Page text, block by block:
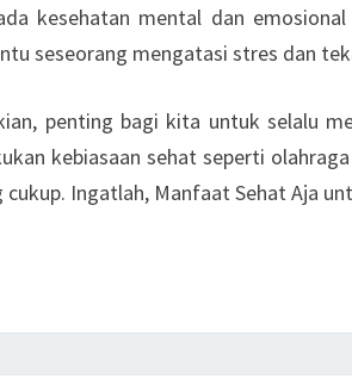
kesehatan mental dan
seseorang mengatasi stres dan
penting bagi kita untuk selalu
kebiasaan sehat seperti
Ingatlah, Manfaat Sehat Aja